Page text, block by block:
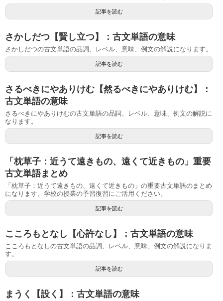
記事を読む
さかしだつ【賢し立つ】：古文単語の意味
さかしだつの古文単語の品詞、レベル、意味、例文の解説になります。
記事を読む
さるべきにやありけむ【然るべきにやありけむ】：
古文単語の意味
さるべきにやありけむの古文単語の品詞、レベル、意味、例文の解説に
なります。
記事を読む
「枕草子：近うて遠きもの、遠くて近きもの」重要
古文単語まとめ
「枕草子：近うて遠きもの、遠くて近きもの」の重要古文単語のまとめ
になります。学校の授業の予習復習にご活用ください。
記事を読む
こころもとなし【心許なし】：古文単語の意味
こころもとなしの古文単語の品詞、レベル、意味、例文の解説になりま
す。
記事を読む
まうく【設く】：古文単語の意味